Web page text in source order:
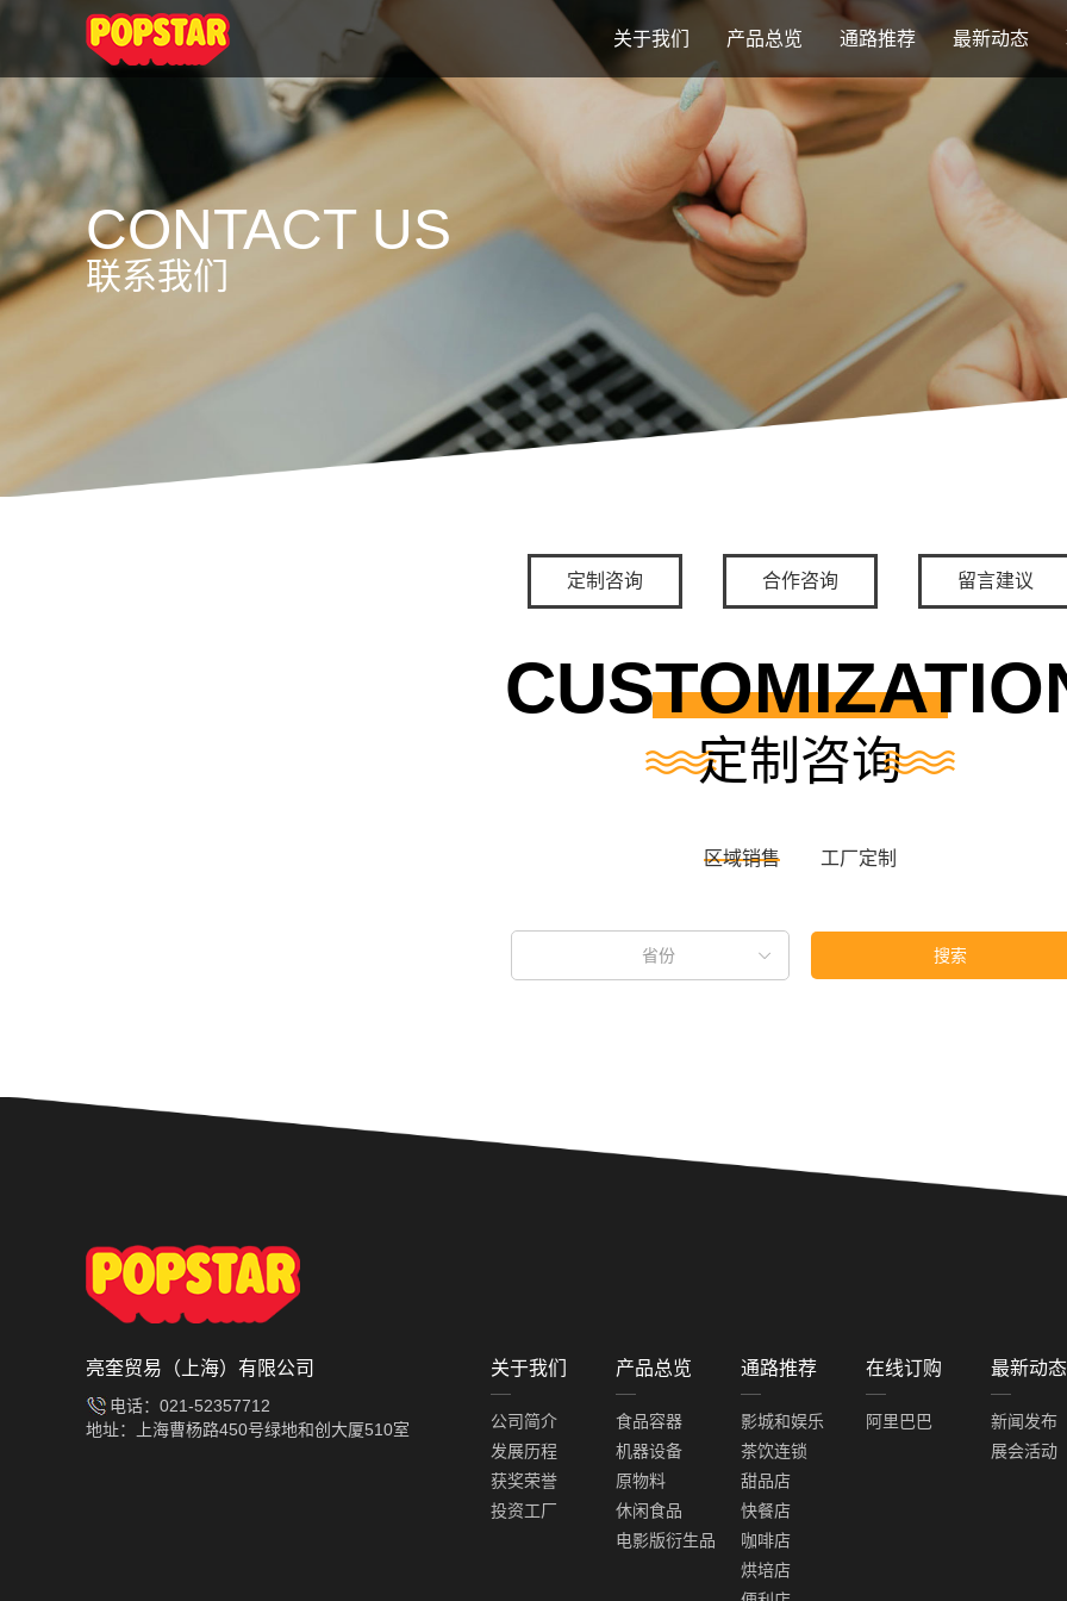
关于我们 产品总览 通路推荐 最新动态
CONTACT US
联系我们
定制咨询 合作咨询 留言建议
定制咨询
区域销售 工厂定制
省份 搜索
亮奎贸易（上海）有限公司
电话：021-52357712
地址：上海曹杨路450号绿地和创大厦510室
关于我们
公司简介
发展历程
获奖荣誉
投资工厂
产品总览
食品容器
机器设备
原物料
休闲食品
电影版衍生品
通路推荐
影城和娱乐
茶饮连锁
甜品店
快餐店
咖啡店
烘培店
在线订购
阿里巴巴
最新动态
新闻发布
展会活动